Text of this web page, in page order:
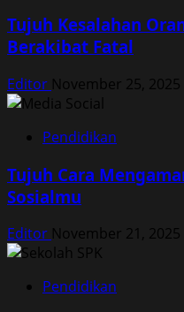
Tujuh Kesalahan
Berakibat Fatal
Editor November 25, 2025
Pendidikan
Tujuh Cara
Sosialmu
Editor November 21, 2025
Pendidikan